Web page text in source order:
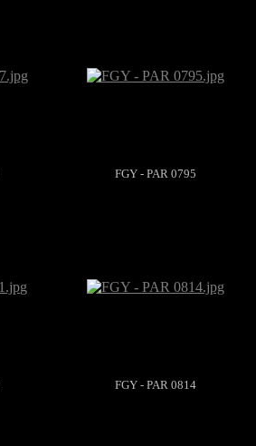
FGY - PAR 0795
FGY - PAR 0814